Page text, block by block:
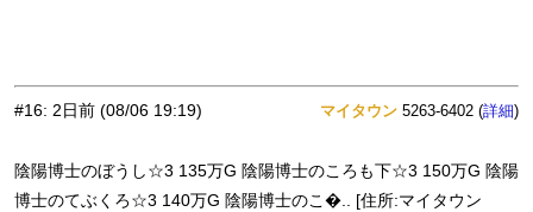
#16: 2日前 (08/06 19:19) マイタウン 5263-6402 (詳細)
陰陽博士のぼうし☆3 135万G 陰陽博士のころも下☆3 150万G 陰陽
博士のてぶくろ☆3 140万G 陰陽博士のこ�.. [住所:マイタウン